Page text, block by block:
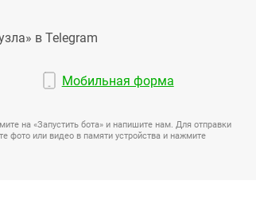
в Telegram
Мобильная форма
на «Запустить бота» и напишите нам. Для отправки
фото или видео в памяти устройства и нажмите